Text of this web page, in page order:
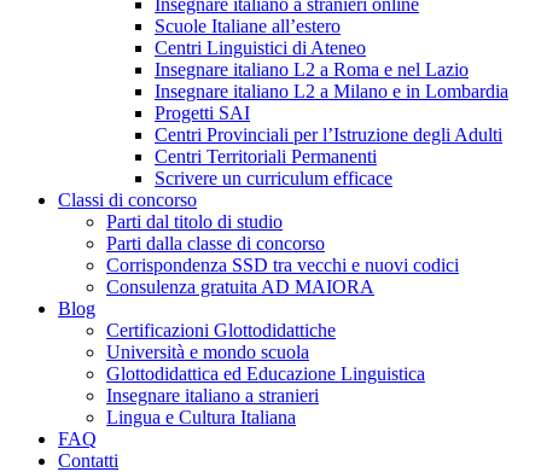
Insegnare italiano a stranieri online
Scuole Italiane all’estero
Centri Linguistici di Ateneo
Insegnare italiano L2 a Roma e nel Lazio
Insegnare italiano L2 a Milano e in Lombardia
Progetti SAI
Centri Provinciali per l’Istruzione degli Adulti
Centri Territoriali Permanenti
Scrivere un curriculum efficace
Classi di concorso
Parti dal titolo di studio
Parti dalla classe di concorso
Corrispondenza SSD tra vecchi e nuovi codici
Consulenza gratuita AD MAIORA
Blog
Certificazioni Glottodidattiche
Università e mondo scuola
Glottodidattica ed Educazione Linguistica
Insegnare italiano a stranieri
Lingua e Cultura Italiana
FAQ
Contatti